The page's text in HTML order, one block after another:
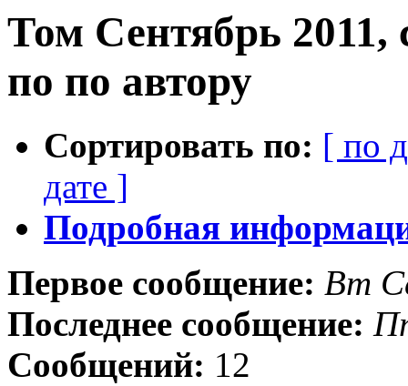
Том Сентябрь
по по автору
Сортировать по: [ по
дате ]
Подробная
Первое сообщение: Вт
Последнее сообщение:
Сообщений: 12